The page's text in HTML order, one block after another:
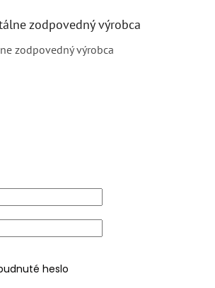
zodpovedný výrobca
zodpovedný výrobca
heslo